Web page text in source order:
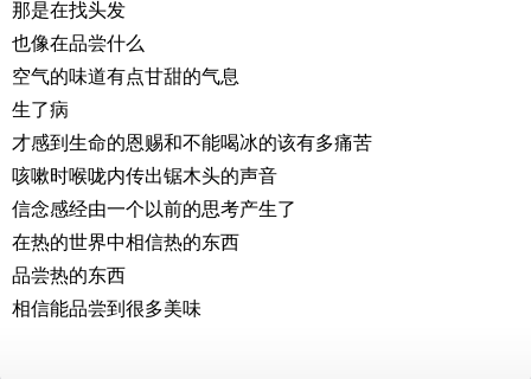
那是在找头发
也像在品尝什么
空气的味道有点甘甜的气息
生了病
才感到生命的恩赐和不能喝冰的该有多痛苦
咳嗽时喉咙内传出锯木头的声音
信念感经由一个以前的思考产生了
在热的世界中相信热的东西
品尝热的东西
相信能品尝到很多美味